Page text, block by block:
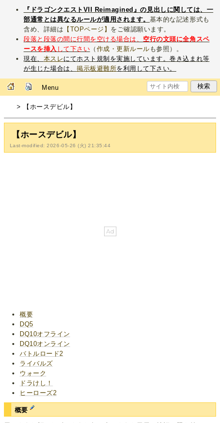
『ドラゴンクエストVII Reimagined』の見出しに関しては、一
部通常とは異なるルールが適用されます。 基本的な記述形式も
含め、詳細は 【TOPページ】 をご確認願います。
段落と段落の間に行間を空ける場合は、 空行の文頭に全角スペ
ースを挿入 して下さい （ 作成・更新ルール も参照）。
現在、 本スレにてホスト規制を実施しています。巻き込まれ等
が生じた場合は、掲示板避難所を利用して下さい。
Menu
> 【ホースデビル】
【ホースデビル】
Last-modified: 2026-05-26 (火) 21:35:44
概要
DQ5
DQ10オフライン
DQ10オンライン
バトルロード2
ライバルズ
ウォーク
ドラけし！
ヒーローズ2
概要